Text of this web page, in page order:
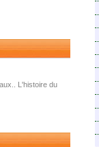
L'histoire du